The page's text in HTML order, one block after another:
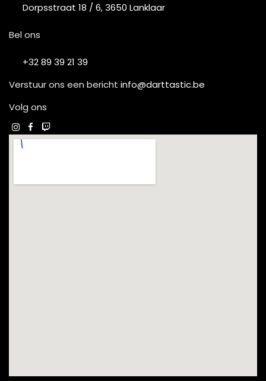
Dorpsstraat 18 / 6, 3650 Lanklaar
Bel ons
+32 89 39 21 39
Verstuur ons een bericht info@darttastic.be
Volg ons